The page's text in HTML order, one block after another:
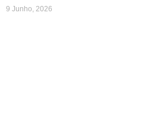
9 Junho, 2026